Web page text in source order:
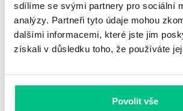
sdílíme se svými partnery pro sociální
analýzy. Partneři tyto údaje mohou
dalšími informacemi, které jste jim
získali v důsledku toho, že používáte
Povolit vše
Vývoj inflace v ČR 2021 -
Inflace je ostře sledovaným